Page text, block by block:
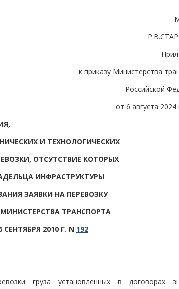
к приказу Министерства
Российской
от 6 августа 2024
И ТЕХНОЛОГИЧЕСКИХ
ОТСУТСТВИЕ КОТОРЫХ
ИНФРАСТРУКТУРЫ
ЗАЯВКИ НА ПЕРЕВОЗКУ
ТРАНСПОРТА
2010 Г. N 192
груза установленных в договорах